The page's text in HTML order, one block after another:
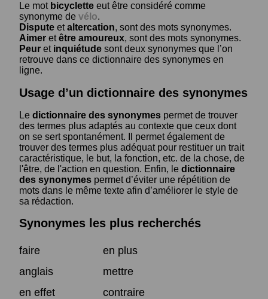
Le mot bicyclette eut être considéré comme
synonyme de vélo.
Dispute etaltercation, sont des mots synonymes.
Aimer etêtre amoureux, sont des mots synonymes.
Peur et inquiétude sont deux synonymes que l’on
retrouve dans ce dictionnaire des synonymes en
ligne.
Usage d’un dictionnaire des synonymes
Le dictionnaire des synonymes permet de trouver
des termes plus adaptés au contexte que ceux dont
on se sert spontanément. Il permet également de
trouver des termes plus adéquat pour restituer un trait
caractéristique, le but, la fonction, etc. de la chose, de
l'être, de l'action en question. Enfin, le dictionnaire
des synonymes permet d’éviter une répétition de
mots dans le même texte afin d’améliorer le style de
sa rédaction.
Synonymes les plus recherchés
faire
en plus
anglais
mettre
en effet
contraire